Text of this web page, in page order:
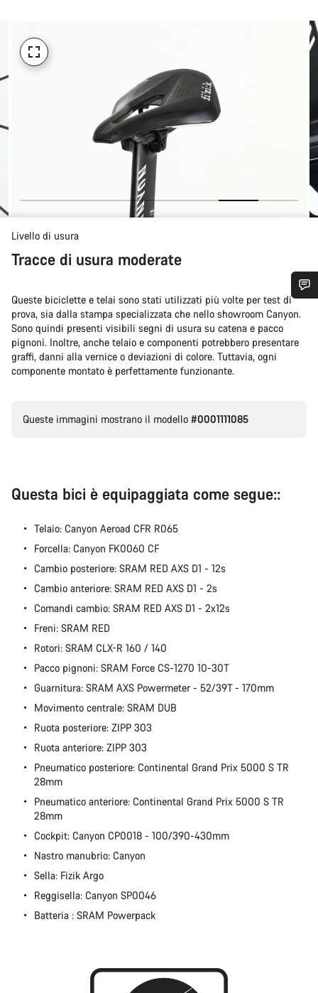
Livello di usura
Tracce di usura moderate
Queste biciclette e telai sono stati utilizzati più volte per test di
prova, sia dalla stampa specializzata che nello showroom Canyon.
Sono quindi presenti visibili segni di usura su catena e pacco
pignoni. Inoltre, anche telaio e componenti potrebbero presentare
graffi, danni alla vernice o deviazioni di colore. Tuttavia, ogni
componente montato è perfettamente funzionante.
Queste immagini mostrano il modello #0001111085
Questa bici è equipaggiata come segue::
Telaio: Canyon Aeroad CFR R065
Forcella: Canyon FK0060 CF
Cambio posteriore: SRAM RED AXS D1 - 12s
Cambio anteriore: SRAM RED AXS D1 - 2s
Comandi cambio: SRAM RED AXS D1 - 2x12s
Freni: SRAM RED
Rotori: SRAM CLX-R 160 / 140
Pacco pignoni: SRAM Force CS-1270 10-30T
Guarnitura: SRAM AXS Powermeter - 52/39T - 170mm
Movimento centrale: SRAM DUB
Ruota posteriore: ZIPP 303
Ruota anteriore: ZIPP 303
Pneumatico posteriore: Continental Grand Prix 5000 S TR
28mm
Pneumatico anteriore: Continental Grand Prix 5000 S TR
28mm
Cockpit: Canyon CP0018 - 100/390-430mm
Nastro manubrio: Canyon
Sella: Fizik Argo
Reggisella: Canyon SP0046
Batteria : SRAM Powerpack
Ti serve aiuto?
I nostri consulenti esperti sono a tua disposizione.